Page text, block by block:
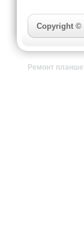
Copyright ©
Ремонт